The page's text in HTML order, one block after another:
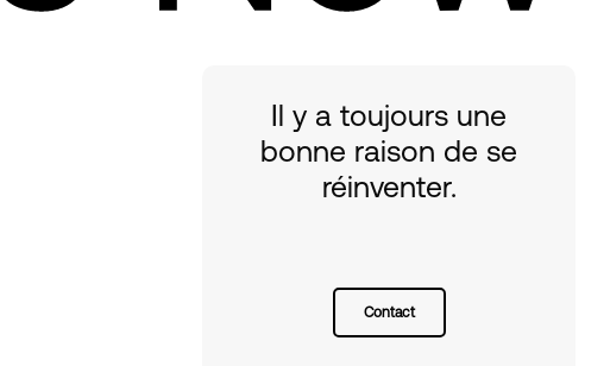
Il y a toujours une
bonne raison de se
réinventer.
Contact